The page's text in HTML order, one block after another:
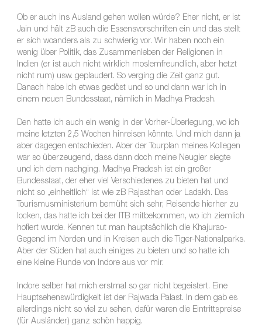
Ob er auch ins Ausland gehen wollen würde? Eher nicht, er ist
Jain und hält zB auch die Essensvorschriften ein und das stellt
er sich woanders als zu schwierig vor. Wir haben noch ein
wenig über Politik, das Zusammenleben der Religionen in
Indien (er ist auch nicht wirklich moslemfreundlich, aber hetzt
nicht rum) usw. geplaudert. So verging die Zeit ganz gut.
Danach habe ich etwas gedöst und so und dann war ich in
einem neuen Bundesstaat, nämlich in Madhya Pradesh.
Den hatte ich auch ein wenig in der Vorher-Überlegung, wo ich
meine letzten 2,5 Wochen hinreisen könnte. Und mich dann ja
aber dagegen entschieden. Aber der Tourplan meines Kollegen
war so überzeugend, dass dann doch meine Neugier siegte
und ich dem nachging. Madhya Pradesh ist ein großer
Bundesstaat, der eher viel Verschiedenes zu bieten hat und
nicht so „einheitlich“ ist wie zB Rajasthan oder Ladakh. Das
Tourismusministerium bemüht sich sehr, Reisende hierher zu
locken, das hatte ich bei der ITB mitbekommen, wo ich ziemlich
hofiert wurde. Kennen tut man hauptsächlich die Khajurao-
Gegend im Norden und in Kreisen auch die Tiger-Nationalparks.
Aber der Süden hat auch einiges zu bieten und so hatte ich
eine kleine Runde von Indore aus vor mir.
Indore selber hat mich erstmal so gar nicht begeistert. Eine
Hauptsehenswürdigkeit ist der Rajwada Palast. In dem gab es
allerdings nicht so viel zu sehen, dafür waren die Eintrittspreise
(für Ausländer) ganz schön happig.